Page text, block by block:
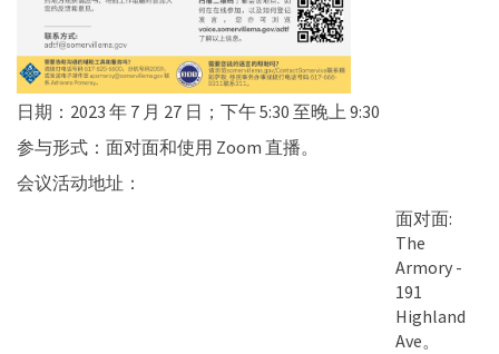
日期：2023 年 7 月 27 日；下午 5:30 至晚上 9:30
参与形式：面对面和使用 Zoom 直播。
会议活动地址：
面对面:
The
Armory -
191
Highland
Ave。